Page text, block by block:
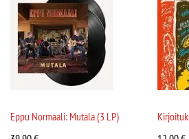
Eppu Normaali: Mutala (3 LP)